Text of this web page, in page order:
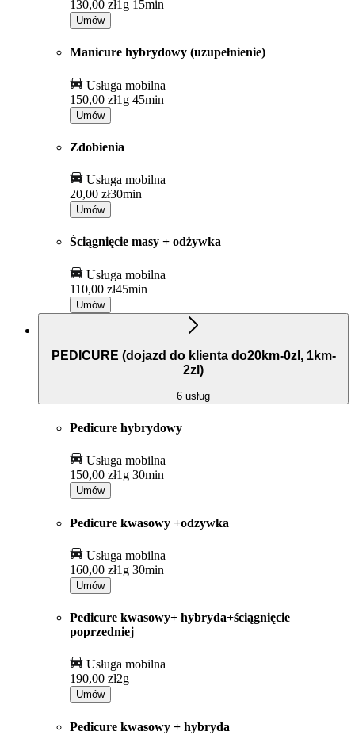
130,00 zł1g 15min
Umów
Manicure hybrydowy (uzupełnienie)
Usługa mobilna
150,00 zł1g 45min
Umów
Zdobienia
Usługa mobilna
20,00 zł30min
Umów
Ściągnięcie masy + odżywka
Usługa mobilna
110,00 zł45min
Umów
PEDICURE (dojazd do klienta do20km-0zl, 1km-
2zl)
6 usług
Pedicure hybrydowy
Usługa mobilna
150,00 zł1g 30min
Umów
Pedicure kwasowy +odzywka
Usługa mobilna
160,00 zł1g 30min
Umów
Pedicure kwasowy+ hybryda+ściągnięcie
poprzedniej
Usługa mobilna
190,00 zł2g
Umów
Pedicure kwasowy + hybryda